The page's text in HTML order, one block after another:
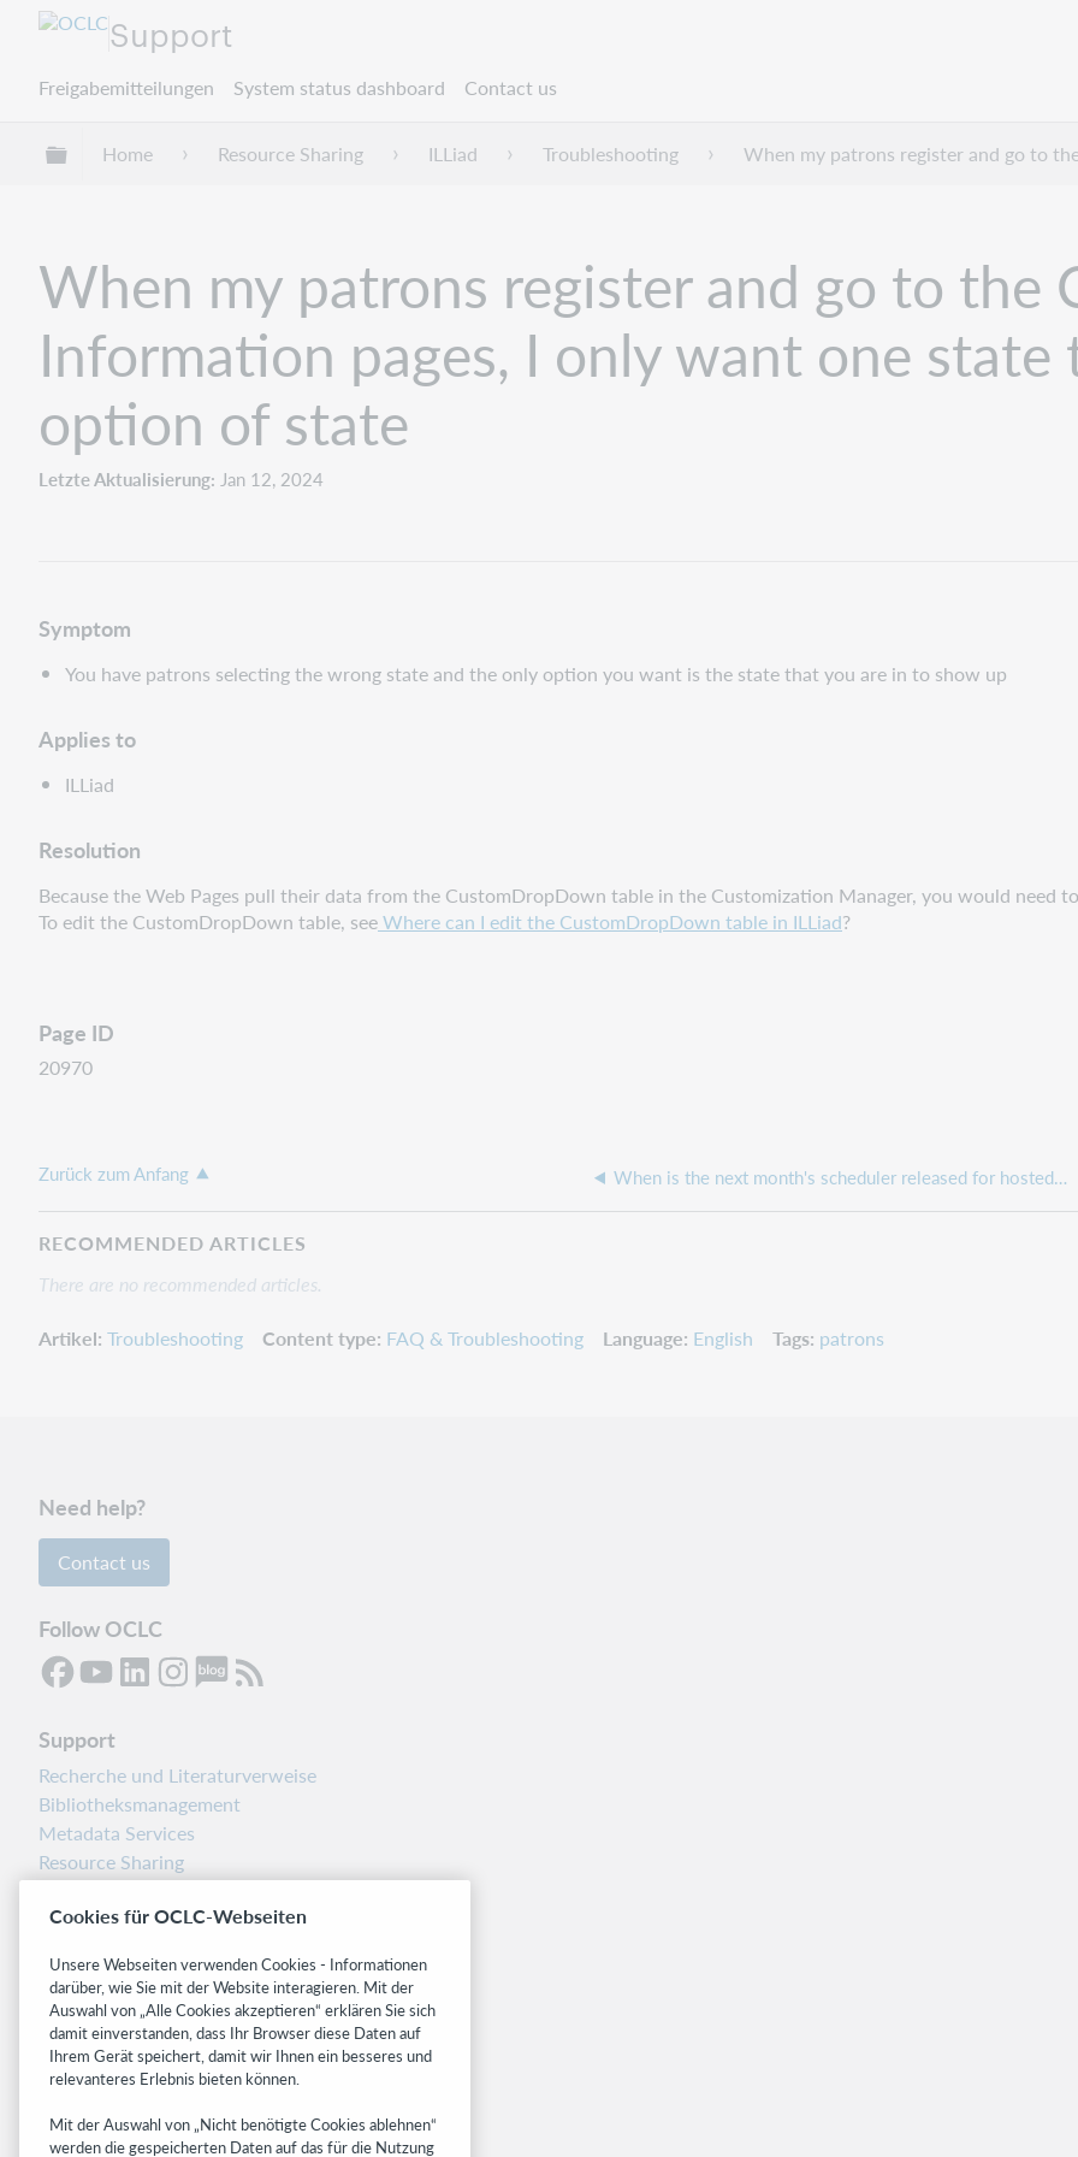
Support
Freigabemitteilungen System status dashboard Contact us
Globale Hierarchie expandieren/verbergen
Home Resource Sharing ILLiad Troubleshooting When my patrons register and go to
When my patrons register and go to the
Information pages, I only want one
option of state
Letzte Aktualisierung Jan 12, 2024
Symptom
You have patrons selecting the wrong state and the only option you want is the state that you are in to show up
Applies to
ILLiad
Resolution
Because the Web Pages pull their data from the CustomDropDown table in the Customization Manager, you would
To edit the CustomDropDown table, seeWhere can I edit the CustomDropDown table in ILLiad?
Page ID
20970
Zurück zum Anfang When is the next month's scheduler released for hosted ILLiad updates?
RECOMMENDED ARTICLES
There are no recommended articles.
Artikel Troubleshooting Content type FAQ & Troubleshooting Language English Tags patrons
Need help?
Contact us
Follow OCLC
Support
Recherche und Literaturverweise
Bibliotheksmanagement
Metadata Services
Resource Sharing
Freigabemitteilungen
Related sites
OCLC.org
BibFormats
Research
Cookies für OCLC-Webseiten
Unsere Webseiten verwenden Cookies - Informationen
darüber, wie Sie mit der Website interagieren. Mit der
Auswahl von „Alle Cookies akzeptieren“ erklären Sie sich
damit einverstanden, dass Ihr Browser diese Daten auf
Ihrem Gerät speichert, damit wir Ihnen ein besseres und
relevanteres Erlebnis bieten können.
Mit der Auswahl von „Nicht benötigte Cookies ablehnen“
werden die gespeicherten Daten auf das für die Nutzung